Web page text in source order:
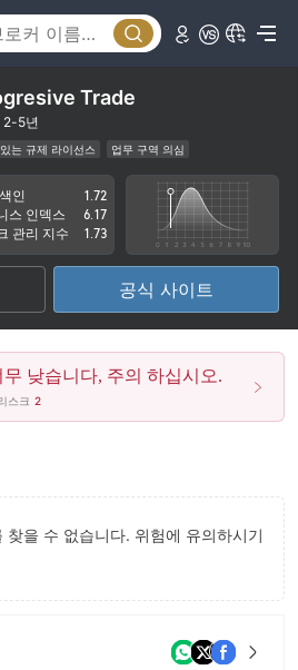
Trade
2-5년
는 규제 라이선스
업무 구역 의심
위험성이 높음
인
1.72
스 인덱스
6.17
관리 지수
1.73
공식 사이트
낮습니다, 주의 하십시오.
스크 2
찾을 수 없습니다. 위험에 유의하시기